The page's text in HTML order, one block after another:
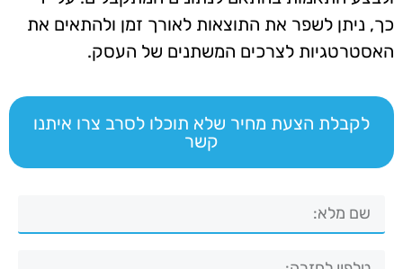
כך, ניתן לשפר את התוצאות לאורך זמן ולהתאים את
האסטרטגיות לצרכים המשתנים של העסק.
לקבלת הצעת מחיר שלא תוכלו לסרב צרו איתנו
קשר